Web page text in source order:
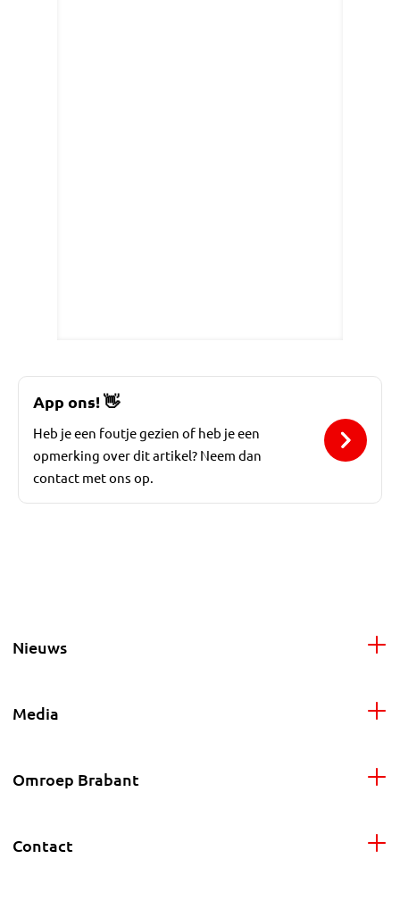
App ons!👋
Heb je een foutje gezien of heb je een
opmerking over dit artikel? Neem dan
contact met ons op.
Nieuws
Media
Omroep Brabant
Contact